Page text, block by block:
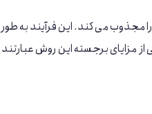
مجذوب می ‌کند. این فرآیند به طور
مزایای برجسته این روش عبارتند